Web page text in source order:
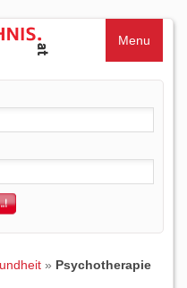
Menu
» Psychotherapie